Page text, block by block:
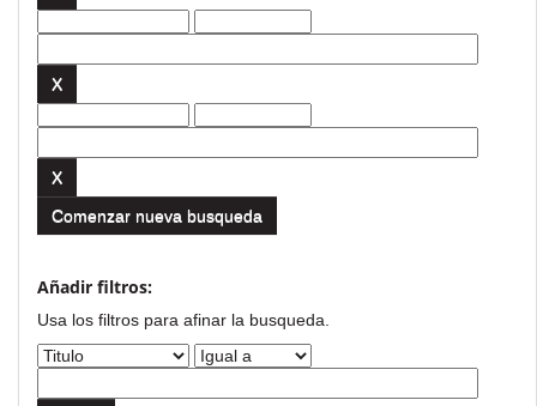
Comenzar nueva busqueda
Añadir filtros:
Usa los filtros para afinar la busqueda.